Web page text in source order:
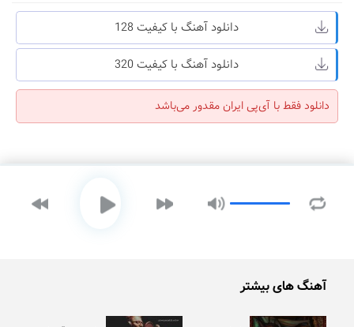
دانلود آهنگ با کیفیت 128
دانلود آهنگ با کیفیت 320
دانلود فقط با آی‌پی ایران مقدور می‌باشد
آهنگ های بیشتر